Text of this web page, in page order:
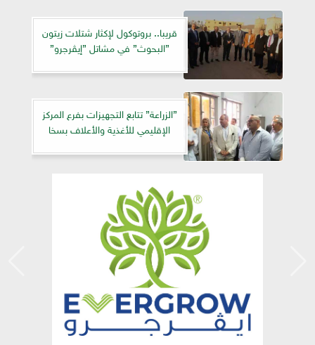
قريبا.. بروتوكول لإكثار شتلات زيتون
”البحوث” في مشاتل ”إيڤرجرو”
”الزراعة” تتابع التجهيزات بفرع المركز
الإقليمي للأغذية والأعلاف بسخا